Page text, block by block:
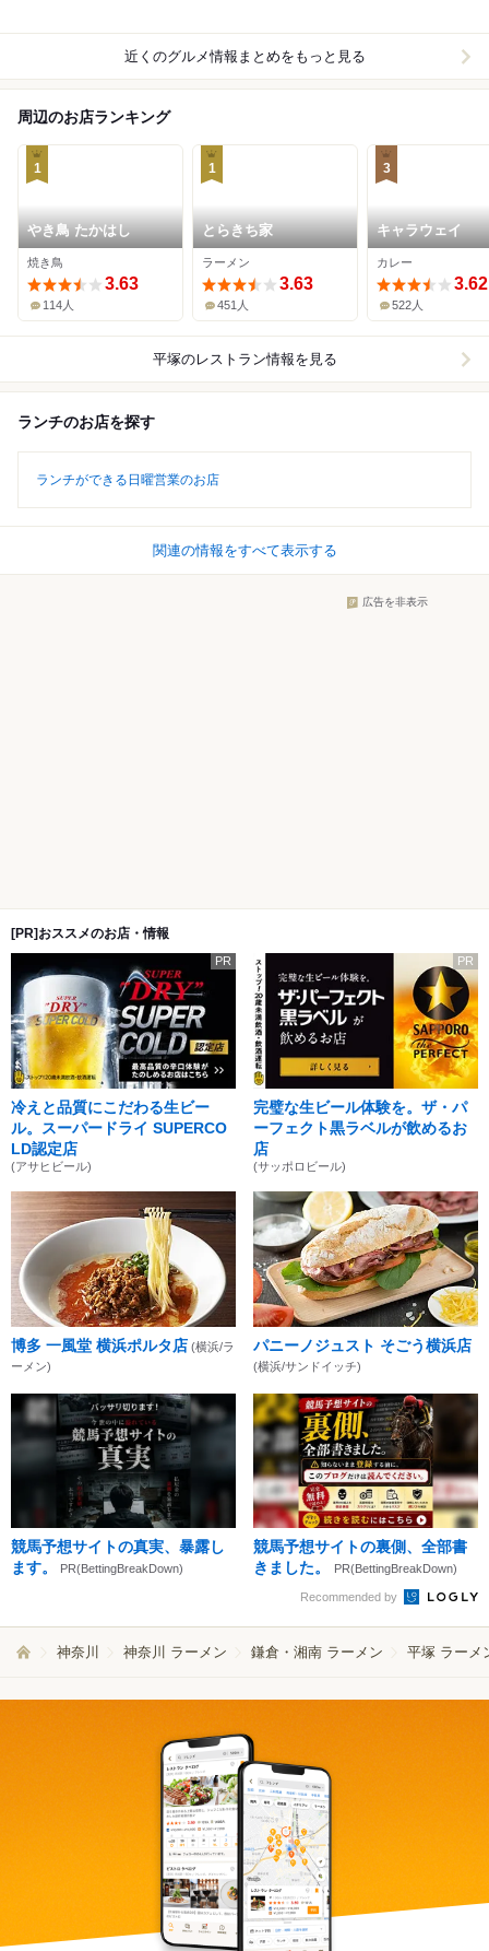
近くのグルメ情報まとめをもっと見る
周辺のお店ランキング
1
やき鳥 たかはし
焼き鳥
3.63
114人
1
とらきち家
ラーメン
3.63
451人
3
キャラウェイ
カレー
3.62
522人
平塚のレストラン情報を見る
ランチのお店を探す
ランチができる日曜営業のお店
関連の情報をすべて表示する
広告を非表示
[PR]おススメのお店・情報
PR
冷えと品質にこだわる生ビー
ル。スーパードライ SUPERCO
LD認定店
(アサヒビール)
PR
完璧な生ビール体験を。ザ・パ
ーフェクト黒ラベルが飲めるお
店
(サッポロビール)
博多 一風堂 横浜ポルタ店 (横浜/ラ
ーメン)
パニーノジュスト そごう横浜店
(横浜/サンドイッチ)
競馬予想サイトの真実、暴露し
ます。
PR(BettingBreakDown)
競馬予想サイトの裏側、全部書
きました。
PR(BettingBreakDown)
Recommended by
神奈川 神奈川 ラーメン 鎌倉・湘南 ラーメン 平塚 ラーメ